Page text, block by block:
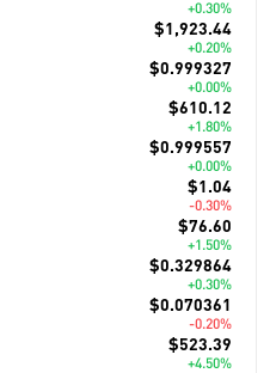
+0.30%
$1,923.44
+0.20%
$0.999327
+0.00%
$610.12
+1.80%
$0.999557
+0.00%
$1.04
-0.30%
$76.60
+1.50%
$0.329864
+0.30%
$0.070361
-0.20%
$523.39
+4.50%